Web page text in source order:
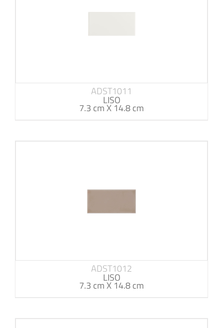
ADST1011
LISO
7.3 cm X 14.8 cm
ADST1012
LISO
7.3 cm X 14.8 cm